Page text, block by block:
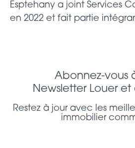
Esptehany a joint Services
en 2022 et fait partie
Abonnez-vous
Newsletter Louer
Restez à jour avec les
immobilier